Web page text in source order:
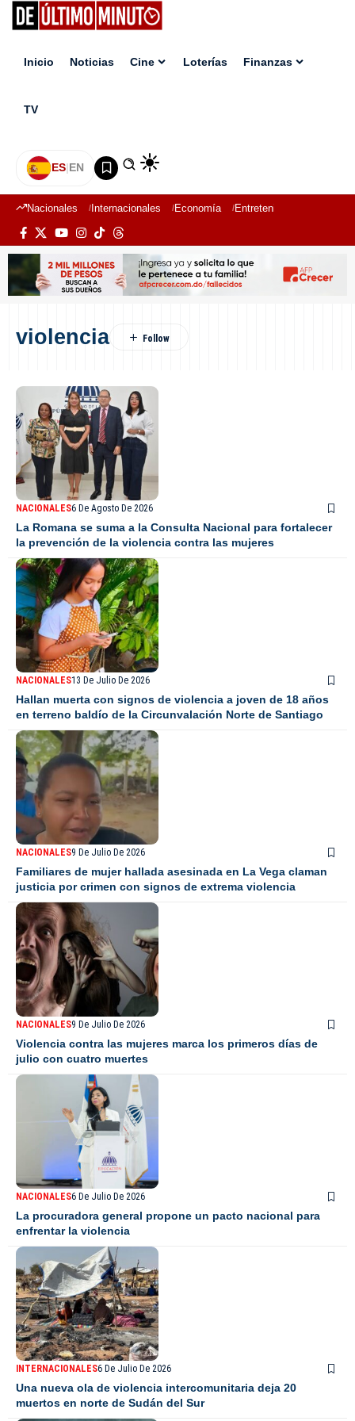
Inicio Noticias Cine Loterías Finanzas
TV
ES|EN
Nacionales Internacionales Economía Entretenimiento
violencia
NACIONALES6 De Agosto De 2026
La Romana se suma a la Consulta Nacional para fortalecer
la prevención de la violencia contra las mujeres
NACIONALES13 De Julio De 2026
Hallan muerta con signos de violencia a joven de 18 años
en terreno baldío de la Circunvalación Norte de Santiago
NACIONALES9 De Julio De 2026
Familiares de mujer hallada asesinada en La Vega claman
justicia por crimen con signos de extrema violencia
NACIONALES9 De Julio De 2026
Violencia contra las mujeres marca los primeros días de
julio con cuatro muertes
NACIONALES6 De Julio De 2026
La procuradora general propone un pacto nacional para
enfrentar la violencia
INTERNACIONALES6 De Julio De 2026
Una nueva ola de violencia intercomunitaria deja 20
muertos en norte de Sudán del Sur